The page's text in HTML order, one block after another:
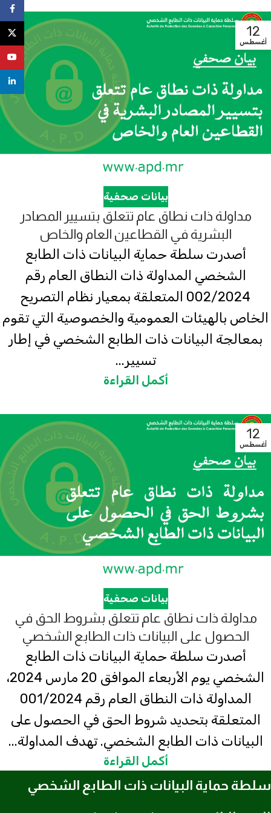
12
أغسطس
بيانات صحفية
مداولة ذات نطاق عام تتعلق بتسيير المصادر
البشرية في القطاعين العام والخاص
أصدرت سلطة حماية البيانات ذات الطابع
الشخصي المداولة ذات النطاق العام رقم
002/2024 المتعلقة بمعيار نظام التصريح
الخاص بالهيئات العمومية والخصوصية التي تقوم
بمعالجة البيانات ذات الطابع الشخصي في إطار
تسيير...
أكمل القراءة
12
أغسطس
بيانات صحفية
مداولة ذات نطاق عام تتعلق بشروط الحق في
الحصول على البيانات ذات الطابع الشخصي
أصدرت سلطة حماية البيانات ذات الطابع
الشخصي يوم الأربعاء الموافق 20 مارس 2024،
المداولة ذات النطاق العام رقم 001/2024
المتعلقة بتحديد شروط الحق في الحصول على
البيانات ذات الطابع الشخصي. تهدف المداولة...
أكمل القراءة
سلطة حماية البيانات ذات الطابع الشخصي